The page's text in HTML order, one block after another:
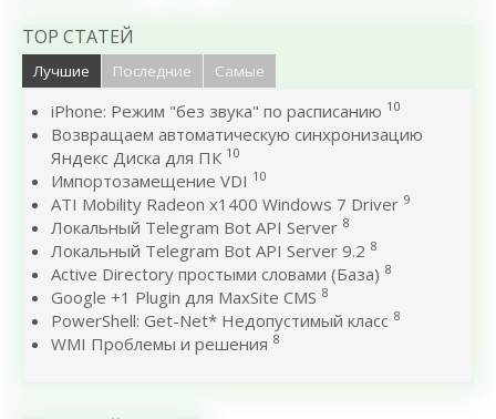
TOP СТАТЕЙ
Лучшие Последние Самые
iPhone: Режим "без звука" по расписанию 10
Возвращаем автоматическую синхронизацию
Яндекс Диска для ПК 10
Импортозамещение VDI 10
ATI Mobility Radeon x1400 Windows 7 Driver 9
Локальный Telegram Bot API Server 8
Локальный Telegram Bot API Server 9.2 8
Active Directory простыми словами (База) 8
Google +1 Plugin для MaxSite CMS 8
PowerShell: Get-Net* Недопустимый класс 8
WMI Проблемы и решения 8